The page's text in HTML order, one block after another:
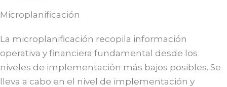
Microplanificación
La microplanificación recopila información
operativa y financiera fundamental desde los
niveles de implementación más bajos posibles. Se
lleva a cabo en el nivel de implementación y